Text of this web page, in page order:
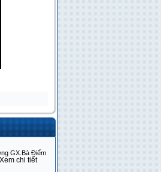
GX.Bà Điểm
chi tiết